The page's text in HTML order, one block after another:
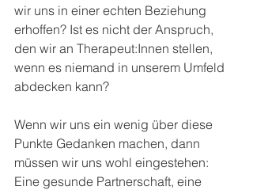
wir uns in einer echten Beziehung
erhoffen? Ist es nicht der Anspruch,
den wir an Therapeut:Innen stellen,
wenn es niemand in unserem Umfeld
abdecken kann?
Wenn wir uns ein wenig über diese
Punkte Gedanken machen, dann
müssen wir uns wohl eingestehen:
Eine gesunde Partnerschaft, eine